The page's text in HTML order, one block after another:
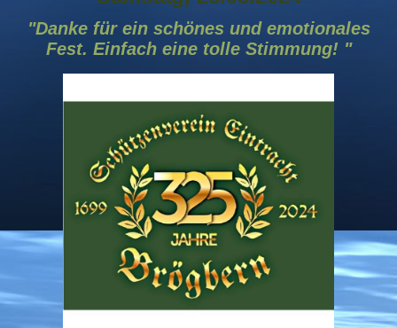
"Danke für ein schönes und emotionales
Fest. Einfach eine tolle Stimmung! "